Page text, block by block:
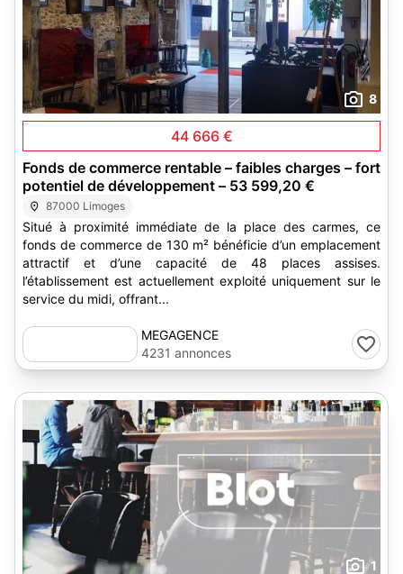
8
44 666 €
Fonds de commerce rentable – faibles charges – fort
potentiel de développement – 53 599,20 €
87000 Limoges
Situé à proximité immédiate de la place des carmes, ce
fonds de commerce de 130 m² bénéficie d’un emplacement
attractif et d’une capacité de 48 places assises.
l’établissement est actuellement exploité uniquement sur le
service du midi, offrant...
MEGAGENCE
4231 annonces
1